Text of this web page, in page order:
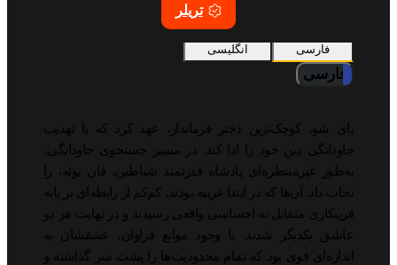
تریلر
فارسی انگلیسی
فارسی
بای شو، کوچک‌ترین دختر فرماندار، عهد کرد که با تهذیب
جاودانگی دِین خود را ادا کند. در مسیر جستجوی جاودانگی،
به‌طور غیرمنتظره‌ای پادشاه قدرتمند شیاطین، فان یوئه، را
نجات داد. آن‌ها که در ابتدا غریبه بودند، کم‌کم از رابطه‌ای بر پایه
فریبکاری متقابل به احساسی واقعی رسیدند و در نهایت هر دو
عاشق یکدیگر شدند. با وجود موانع فراوان، عشقشان به
اندازه‌ای قوی بود که تمام محدودیت‌ها را پشت سر گذاشته و